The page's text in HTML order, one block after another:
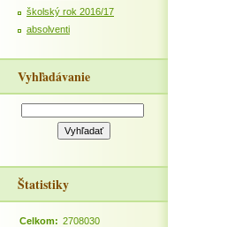
školský rok 2016/17
absolventi
Vyhľadávanie
Štatistiky
Celkom: 2708030